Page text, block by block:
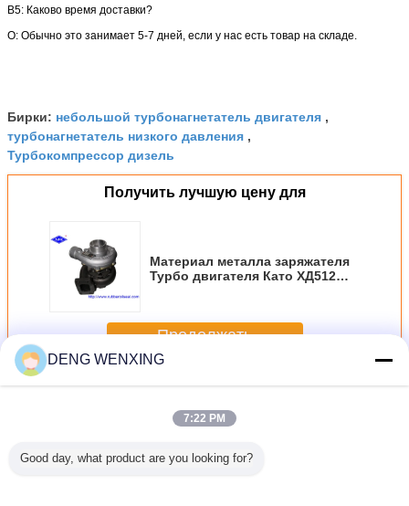
В5: Каково время доставки?
О: Обычно это занимает 5-7 дней, если у нас есть товар на складе.
Бирки: небольшой турбонагнетатель двигателя ,
турбонагнетатель низкого давления ,
Турбокомпрессор дизель
Получить лучшую цену для
Материал металла заряжателя
Турбо двигателя Като ХД512
Продолжать
Большезаряжатель turbo двигателя
DENG WENXING
7:22 PM
Good day, what product are you looking for?